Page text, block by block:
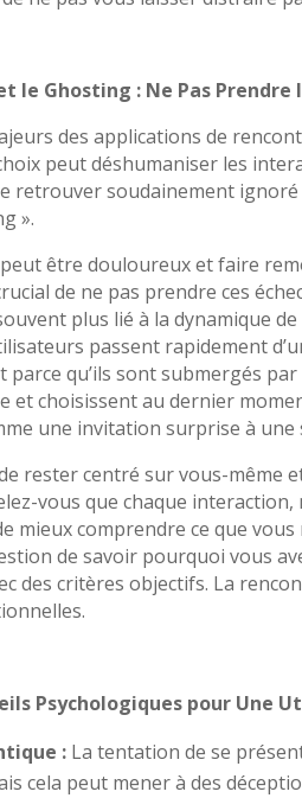
le Ghosting : Ne Pas Prendre
des applications de
peut déshumaniser les
retrouver soudainement
».
être douloureux et faire
de ne pas prendre ces
plus lié à la dynamique
passent rapidement
parce qu’ils sont submergés
et choisissent au dernier
une invitation surprise à une
rester centré sur vous-même
vous que chaque
mieux comprendre ce que
de savoir pourquoi vous
des critères objectifs. La
Psychologiques pour Une
: La tentation de se
cela peut mener à des